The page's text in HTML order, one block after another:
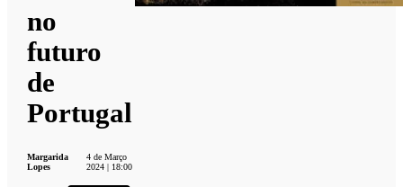
no
futuro
de
Portugal
Margarida
Lopes
4 de Março
2024 | 18:00